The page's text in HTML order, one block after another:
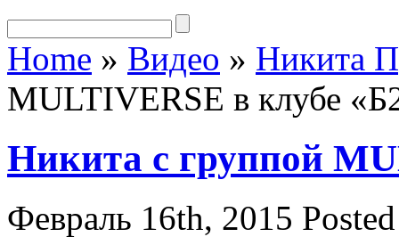
Home » Видео » Никита
MULTIVERSE в клубе
Никита с группой
Февраль 16th, 2015